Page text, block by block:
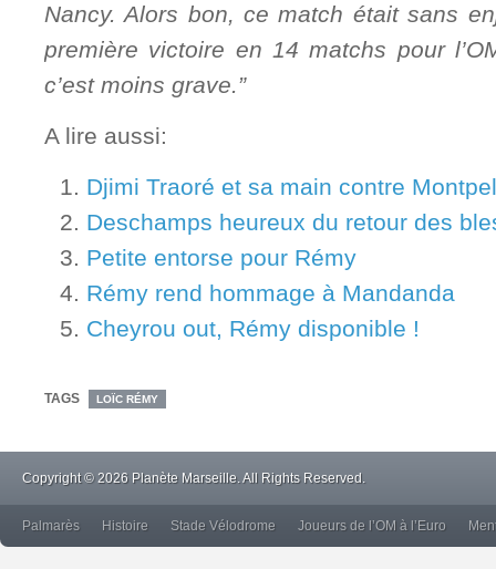
Nancy. Alors bon, ce match était sans
première victoire en 14 matchs pour
c’est moins grave.”
A lire aussi:
Djimi Traoré et sa main contre
Deschamps heureux du retour des
Petite entorse pour Rémy
Rémy rend hommage à Mandanda
Cheyrou out, Rémy disponible !
TAGS LOÏC RÉMY
Copyright © 2026 Planète Marseille. All Rights Reserved.
Palmarès Histoire Stade Vélodrome Joueurs de l’OM à l’Euro